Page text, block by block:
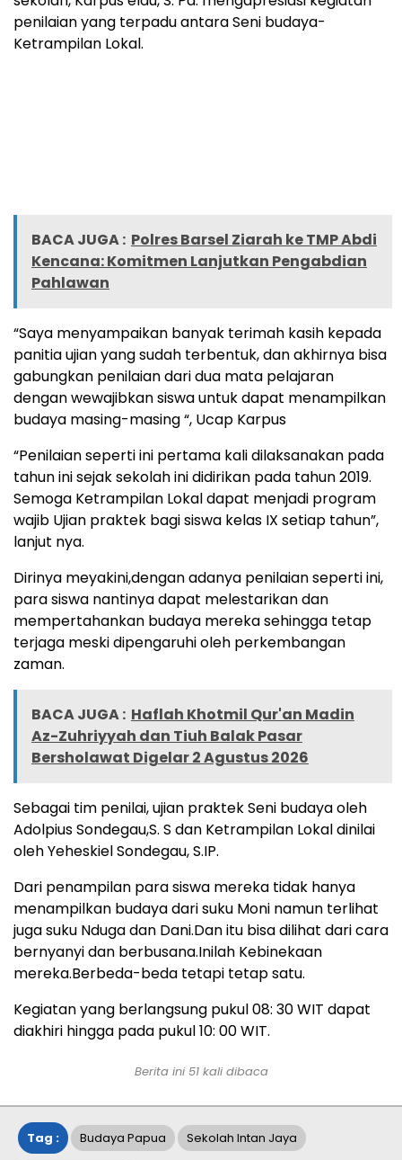
penilaian yang terpadu antara Seni budaya-
Ketrampilan Lokal.
BACA JUGA : Polres Barsel Ziarah ke TMP Abdi
Kencana: Komitmen Lanjutkan Pengabdian
Pahlawan
“Saya menyampaikan banyak terimah kasih kepada
panitia ujian yang sudah terbentuk, dan akhirnya bisa
gabungkan penilaian dari dua mata pelajaran
dengan wewajibkan siswa untuk dapat menampilkan
budaya masing-masing “, Ucap Karpus
“Penilaian seperti ini pertama kali dilaksanakan pada
tahun ini sejak sekolah ini didirikan pada tahun 2019.
Semoga Ketrampilan Lokal dapat menjadi program
wajib Ujian praktek bagi siswa kelas IX setiap tahun”,
lanjut nya.
Dirinya meyakini,dengan adanya penilaian seperti ini,
para siswa nantinya dapat melestarikan dan
mempertahankan budaya mereka sehingga tetap
terjaga meski dipengaruhi oleh perkembangan
zaman.
BACA JUGA : Haflah Khotmil Qur'an Madin
Az-Zuhriyyah dan Tiuh Balak Pasar
Bersholawat Digelar 2 Agustus 2026
Sebagai tim penilai, ujian praktek Seni budaya oleh
Adolpius Sondegau,S. S dan Ketrampilan Lokal dinilai
oleh Yeheskiel Sondegau, S.IP.
Dari penampilan para siswa mereka tidak hanya
menampilkan budaya dari suku Moni namun terlihat
juga suku Nduga dan Dani.Dan itu bisa dilihat dari cara
bernyanyi dan berbusana.Inilah Kebinekaan
mereka.Berbeda-beda tetapi tetap satu.
Kegiatan yang berlangsung pukul 08: 30 WIT dapat
diakhiri hingga pada pukul 10: 00 WIT.
Berita ini 51kali dibaca
Tag : Budaya Papua Sekolah Intan Jaya